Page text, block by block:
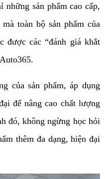
sản phẩm cao cấp,
toàn bộ sản phẩm của
được các “đánh giá khắt
của sản phẩm, áp dụng
để nâng cao chất lượng
đó, không ngừng học hỏi
thêm đa dạng, hiện đại
xe.